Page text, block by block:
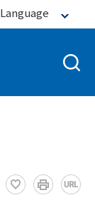
Language